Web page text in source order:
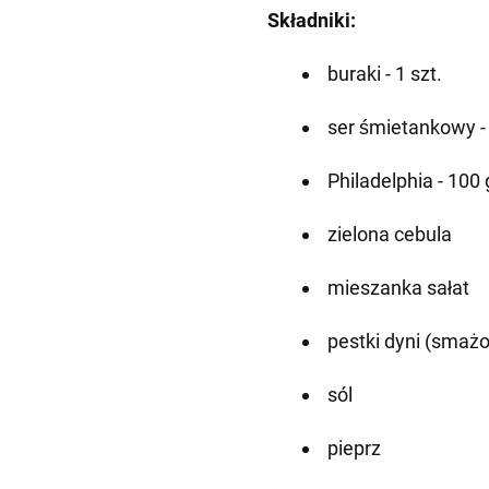
Składniki:
buraki - 1 szt.
ser śmietankowy -
Philadelphia - 100
zielona cebula
mieszanka sałat
pestki dyni
sól
pieprz